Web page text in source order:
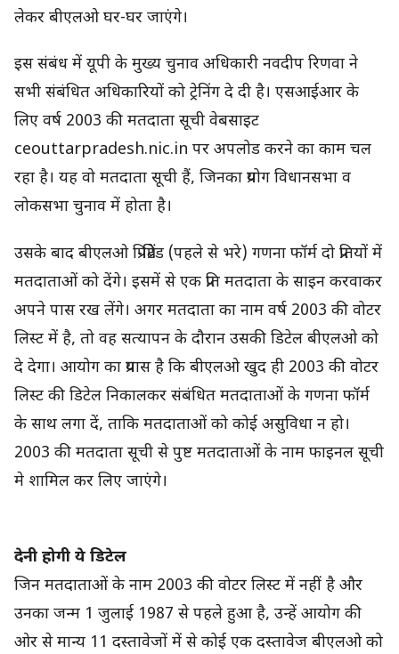
लेकर बीएलओ घर-घर जाएंगे।
इस संबंध में यूपी के मुख्य चुनाव अधिकारी नवदीप रिणवा ने
सभी संबंधित अधिकारियों को ट्रेनिंग दे दी है। एसआईआर के
लिए वर्ष 2003 की मतदाता सूची वेबसाइट
ceouttarpradesh.nic.in पर अपलोड करने का काम चल
रहा है। यह वो मतदाता सूची हैं, जिनका प्रयोग विधानसभा व
लोकसभा चुनाव में होता है।
उसके बाद बीएलओ प्रि-प्रिंटेड (पहले से भरे) गणना फॉर्म दो प्रतियों में
मतदाताओं को देंगे। इसमें से एक प्रति मतदाता के साइन करवाकर
अपने पास रख लेंगे। अगर मतदाता का नाम वर्ष 2003 की वोटर
लिस्ट में है, तो वह सत्यापन के दौरान उसकी डिटेल बीएलओ को
दे देगा। आयोग का प्रयास है कि बीएलओ खुद ही 2003 की वोटर
लिस्ट की डिटेल निकालकर संबंधित मतदाताओं के गणना फॉर्म
के साथ लगा दें, ताकि मतदाताओं को कोई असुविधा न हो।
2003 की मतदाता सूची से पुष्ट मतदाताओं के नाम फाइनल सूची
मे शामिल कर लिए जाएंगे।
देनी होगी ये डिटेल
जिन मतदाताओं के नाम 2003 की वोटर लिस्ट में नहीं है और
उनका जन्म 1 जुलाई 1987 से पहले हुआ है, उन्हें आयोग की
ओर से मान्य 11 दस्तावेजों में से कोई एक दस्तावेज बीएलओ को